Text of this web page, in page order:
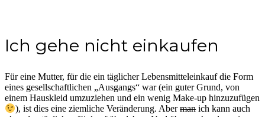
Ich gehe nicht einkaufen
Für eine Mutter, für die ein täglicher Lebensmitteleinkauf die Form
eines gesellschaftlichen „Ausgangs“ war (ein guter Grund, von
einem Hauskleid umzuziehen und ein wenig Make-up hinzuzufügen
), ist dies eine ziemliche Veränderung. Abermanich kann auch